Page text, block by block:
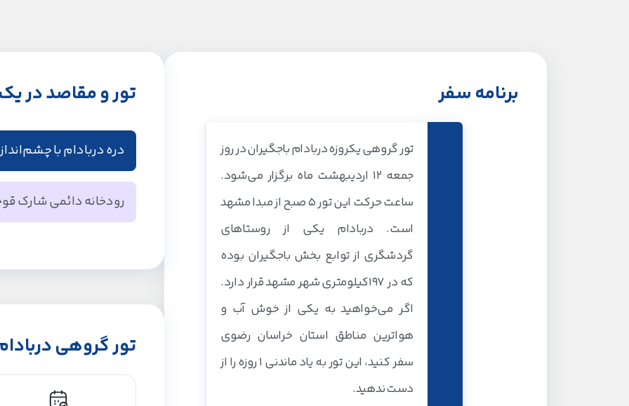
برنامه سفر
تور گروهی یکروزه دربادام باجگیران در روز
جمعه 12 اردیبهشت ماه برگزار می‌شود.
ساعت حرکت این تور 5 صبح از مبدا مشهد
است. دربادام یکی از روستاهای
گردشگری از توابع بخش باجگیران بوده
که در 197کیلومتری شهر مشهد قرار دارد.
اگر می‌خواهید به یکی از خوش آب و
هواترین مناطق استان خراسان رضوی
سفر کنید، این تور به یاد ماندنی 1 روزه را از
دست ندهید.
تور و مقاصد در
دره دربادام با
روستای
بلند احاطه شده
مزارع زراعی
رودخانه دائمی شارک
نهایت از کشور
است که
تور گروهی